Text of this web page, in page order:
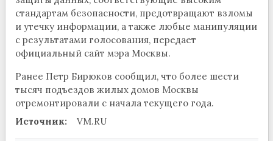
стандартам безопасности, предотвращают взломы
и утечку информации, а также любые манипуляции
с результатами голосования, передает
официальный сайт мэра Москвы.
Ранее Петр Бирюков сообщил, что более шести
тысяч подъездов жилых домов Москвы
отремонтировали с начала текущего года.
Источник:
VM.RU